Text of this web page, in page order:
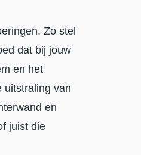
Zo stel
dat bij jouw
en het
uitstraling van
en
juist die